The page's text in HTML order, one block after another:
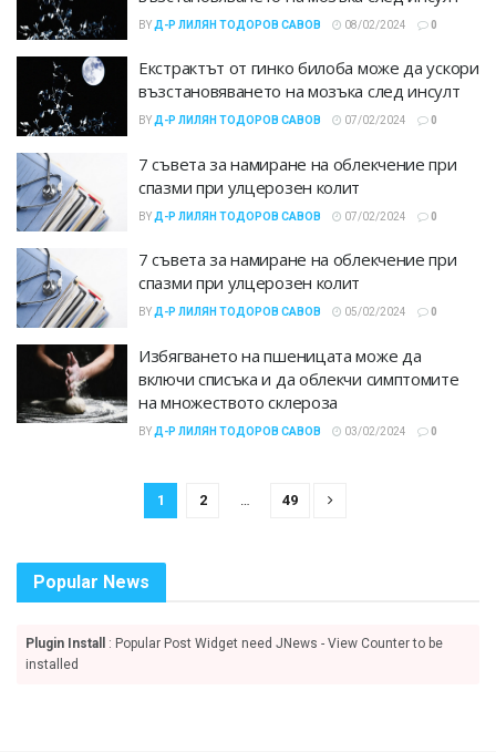
BY Д-Р ЛИЛЯН ТОДОРОВ САВОВ 08/02/2024 0
Екстрактът от гинко билоба може да ускори
възстановяването на мозъка след инсулт
BY Д-Р ЛИЛЯН ТОДОРОВ САВОВ 07/02/2024 0
7 съвета за намиране на облекчение при
спазми при улцерозен колит
BY Д-Р ЛИЛЯН ТОДОРОВ САВОВ 07/02/2024 0
7 съвета за намиране на облекчение при
спазми при улцерозен колит
BY Д-Р ЛИЛЯН ТОДОРОВ САВОВ 05/02/2024 0
Избягването на пшеницата може да
включи списъка и да облекчи симптомите
на множеството склероза
BY Д-Р ЛИЛЯН ТОДОРОВ САВОВ 03/02/2024 0
1 2 49
Popular News
Plugin Install
: Popular Post Widget need JNews - View Counter to be
installed